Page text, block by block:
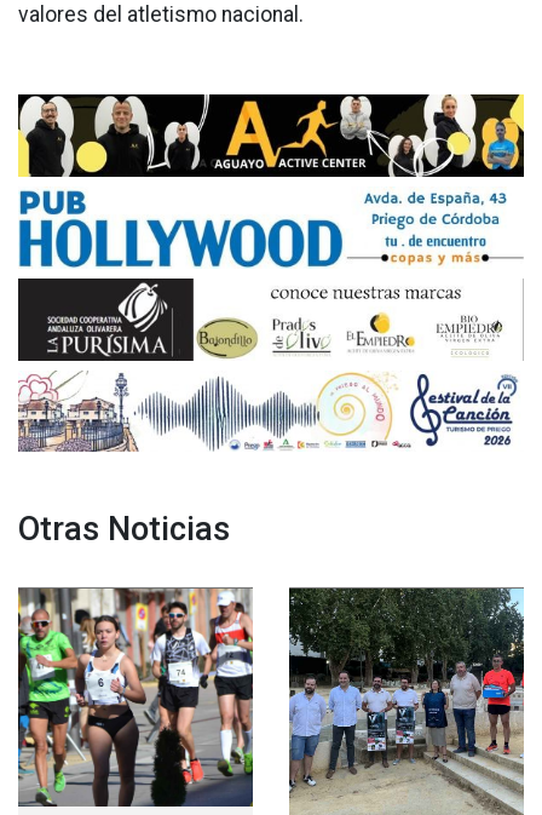
valores del atletismo nacional.
Otras Noticias